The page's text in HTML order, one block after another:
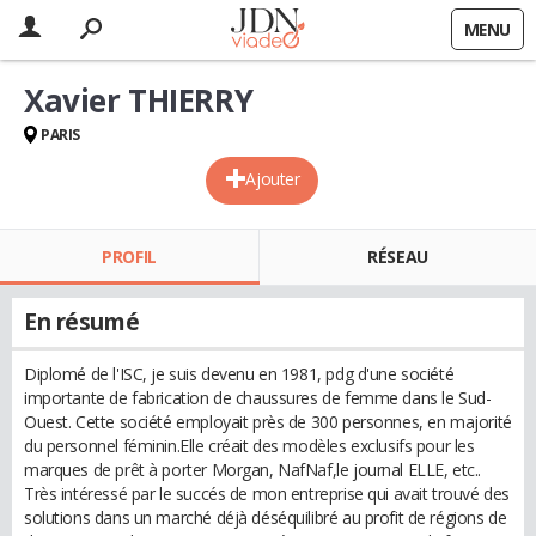
MENU
Ajouter
Xavier THIERRY
PARIS
PROFIL RÉSEAU
En résumé
Diplomé de l'ISC, je suis devenu en 1981, pdg d'une société
importante de fabrication de chaussures de femme dans le Sud-
Ouest. Cette société employait près de 300 personnes, en majorité
du personnel féminin.Elle créait des modèles exclusifs pour les
marques de prêt à porter Morgan, NafNaf,le journal ELLE, etc..
Très intéressé par le succés de mon entreprise qui avait trouvé des
solutions dans un marché déjà déséquilibré au profit de régions de